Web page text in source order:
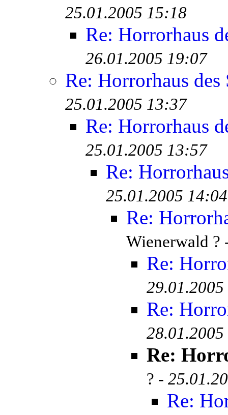
25.01.2005 15:18
Re: Horrorhaus
26.01.2005 19:07
Re: Horrorhaus des
25.01.2005 13:37
Re: Horrorhaus
25.01.2005 13:57
Re:
25.01.2005 14:04
Re:
Wienerwald ?
Re:
Re:
Re:
? -
Re: